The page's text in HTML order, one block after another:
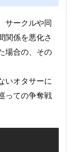
サークルや同
関係を悪化さ
場合の、その
いオタサーに
っての争奪戦